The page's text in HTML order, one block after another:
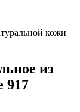
кожи
из
917